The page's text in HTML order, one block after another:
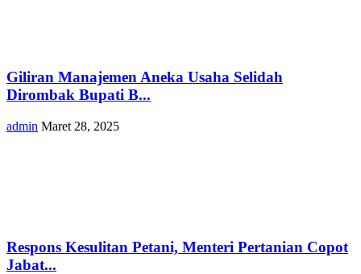
Giliran Manajemen Aneka Usaha Selidah
Dirombak Bupati B...
admin Maret 28, 2025
Respons Kesulitan Petani, Menteri Pertanian Copot
Jabat...